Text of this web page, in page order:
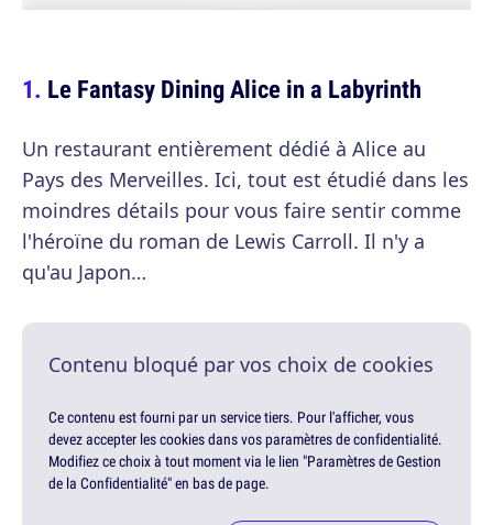
Le Fantasy Dining Alice in a Labyrinth
Un restaurant entièrement dédié à Alice au
Pays des Merveilles. Ici, tout est étudié dans les
moindres détails pour vous faire sentir comme
l'héroïne du roman de Lewis Carroll. Il n'y a
qu'au Japon…
Contenu bloqué par vos choix de cookies
Ce contenu est fourni par un service tiers. Pour l'afficher, vous
devez accepter les cookies dans vos paramètres de confidentialité.
Modifiez ce choix à tout moment via le lien "Paramètres de Gestion
de la Confidentialité" en bas de page.